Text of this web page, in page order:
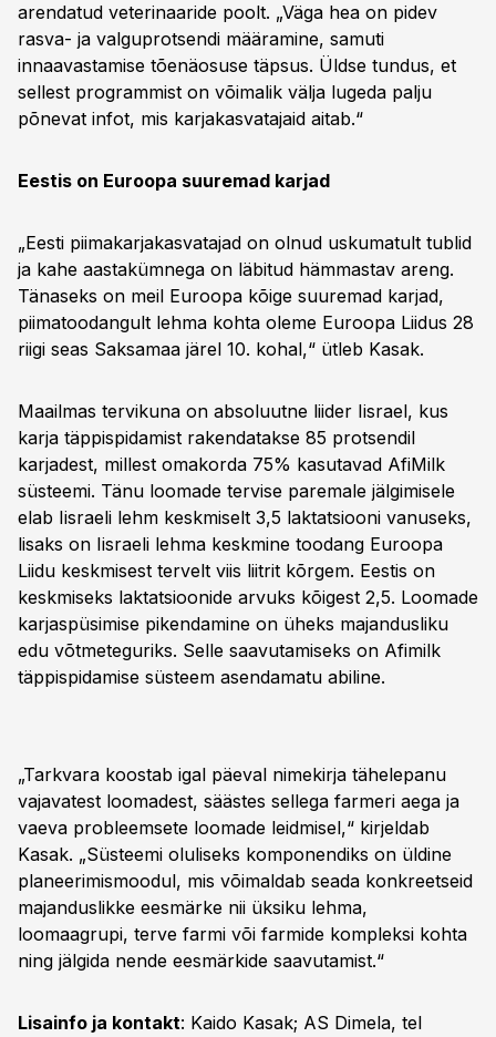
arendatud veterinaaride poolt. „Väga hea on pidev
rasva- ja valguprotsendi määramine, samuti
innaavastamise tõenäosuse täpsus. Üldse tundus, et
sellest programmist on võimalik välja lugeda palju
põnevat infot, mis karjakasvatajaid aitab.“
Eestis on Euroopa suuremad karjad
„Eesti piimakarjakasvatajad on olnud uskumatult tublid
ja kahe aastakümnega on läbitud hämmastav areng.
Tänaseks on meil Euroopa kõige suuremad karjad,
piimatoodangult lehma kohta oleme Euroopa Liidus 28
riigi seas Saksamaa järel 10. kohal,“ ütleb Kasak.
Maailmas tervikuna on absoluutne liider Iisrael, kus
karja täppispidamist rakendatakse 85 protsendil
karjadest, millest omakorda 75% kasutavad AfiMilk
süsteemi. Tänu loomade tervise paremale jälgimisele
elab Iisraeli lehm keskmiselt 3,5 laktatsiooni vanuseks,
lisaks on Iisraeli lehma keskmine toodang Euroopa
Liidu keskmisest tervelt viis liitrit kõrgem. Eestis on
keskmiseks laktatsioonide arvuks kõigest 2,5. Loomade
karjaspüsimise pikendamine on üheks majandusliku
edu võtmeteguriks. Selle saavutamiseks on Afimilk
täppispidamise süsteem asendamatu abiline.
„Tarkvara koostab igal päeval nimekirja tähelepanu
vajavatest loomadest, säästes sellega farmeri aega ja
vaeva probleemsete loomade leidmisel,“ kirjeldab
Kasak. „Süsteemi oluliseks komponendiks on üldine
planeerimismoodul, mis võimaldab seada konkreetseid
majanduslikke eesmärke nii üksiku lehma,
loomaagrupi, terve farmi või farmide kompleksi kohta
ning jälgida nende eesmärkide saavutamist.“
Lisainfo ja kontakt: Kaido Kasak; AS Dimela, tel